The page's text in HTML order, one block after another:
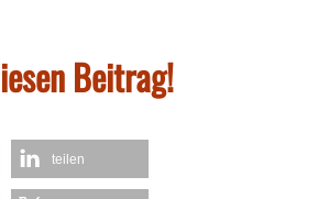
Beitrag!
teilen